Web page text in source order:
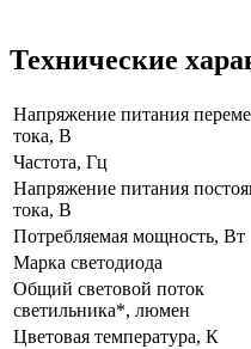
Технические
Напряжение питания
тока, В
Частота, Гц
Напряжение питания
тока, В
Потребляемая мощность, Вт
Марка светодиода
Общий световой поток
светильника*, люмен
Цветовая температура, К